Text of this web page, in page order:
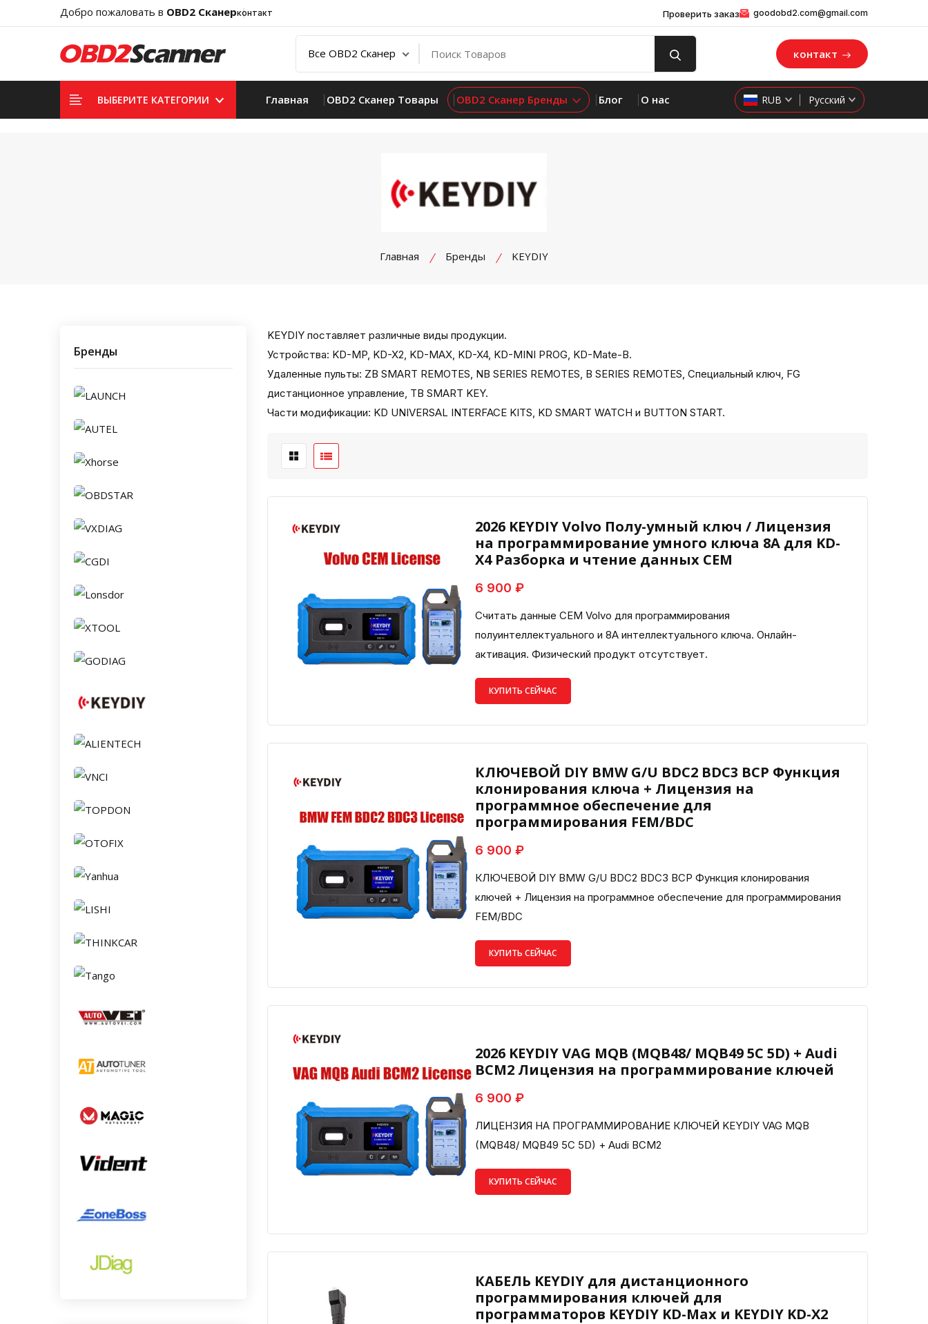
Добро пожаловать в OBD2 Сканерконтакт Проверить заказ goodobd2.com@gmail.com
контакт
ВЫБЕРИТЕ КАТЕГОРИИ Главная OBD2 Сканер Товары OBD2 Сканер Бренды Блог О нас RUB Русский
Главная Бренды KEYDIY
Бренды
KEYDIY поставляет различные виды продукции.
Устройства: KD-MP, KD-X2, KD-MAX, KD-X4, KD-MINI PROG, KD-Mate-B.
Удаленные пульты: ZB SMART REMOTES, NB SERIES REMOTES, B SERIES REMOTES, Специальный ключ, FG
дистанционное управление, TB SMART KEY.
Части модификации: KD UNIVERSAL INTERFACE KITS, KD SMART WATCH и BUTTON START.
2026 KEYDIY Volvo Полу-умный ключ / Лицензия
на программирование умного ключа 8A для KD-
X4 Разборка и чтение данных CEM
6 900 ₽
Считать данные CEM Volvo для программирования
полуинтеллектуального и 8A интеллектуального ключа. Онлайн-
активация. Физический продукт отсутствует.
КУПИТЬ СЕЙЧАС
КЛЮЧЕВОЙ DIY BMW G/U BDC2 BDC3 BCP Функция
клонирования ключа + Лицензия на
программное обеспечение для
программирования FEM/BDC
6 900 ₽
КЛЮЧЕВОЙ DIY BMW G/U BDC2 BDC3 BCP Функция клонирования
ключей + Лицензия на программное обеспечение для программирования
FEM/BDC
КУПИТЬ СЕЙЧАС
2026 KEYDIY VAG MQB (MQB48/ MQB49 5C 5D) + Audi
BCM2 Лицензия на программирование ключей
6 900 ₽
ЛИЦЕНЗИЯ НА ПРОГРАММИРОВАНИЕ КЛЮЧЕЙ KEYDIY VAG MQB
(MQB48/ MQB49 5C 5D) + Audi BCM2
КУПИТЬ СЕЙЧАС
КАБЕЛЬ KEYDIY для дистанционного
программирования ключей для
программаторов KEYDIY KD-Max и KEYDIY KD-X2